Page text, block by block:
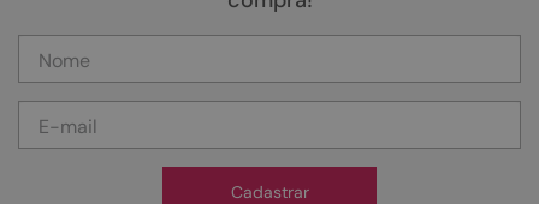
Cadastrar